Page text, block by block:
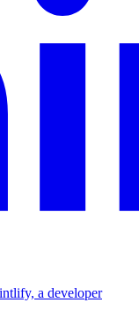
a developer